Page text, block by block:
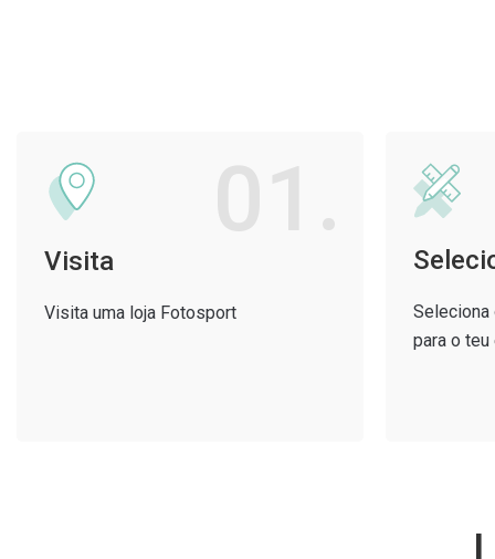
Visita
Visita uma loja Fotosport
Seleciona
para o